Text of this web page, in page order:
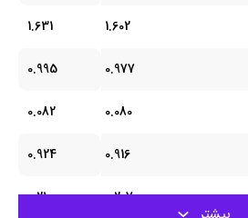
1.602
1.631
0.977
0.995
0.080
0.082
0.916
0.924
0.207
0.210